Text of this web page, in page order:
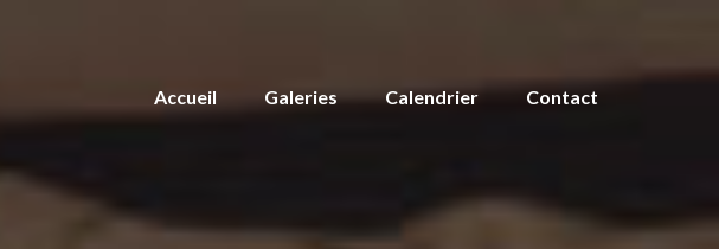
Accueil Galeries Calendrier Contact